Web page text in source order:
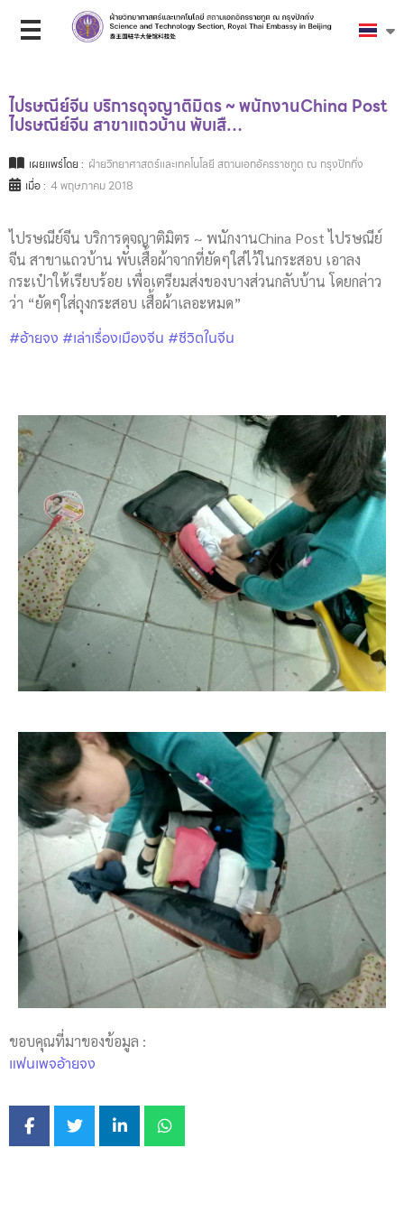
ไปรษณีย์จีน บริการดุจญาติมิตร ~ พนักงานChina Post
ไปรษณีย์จีน สาขาแถวบ้าน พับเสื…
เผยแพร่โดย : ฝ่ายวิทยาศาสตร์และเทคโนโลยี สถานเอกอัครราชทูต ณ กรุงปักกิ่ง
เมื่อ : 4 พฤษภาคม 2018
ไปรษณีย์จีน บริการดุจญาติมิตร ~ พนักงานChina Post ไปรษณีย์
จีน สาขาแถวบ้าน พับเสื้อผ้าจากที่ยัดๆใส่ไว้ในกระสอบ เอาลง
กระเป๋าให้เรียบร้อย เพื่อเตรียมส่งของบางส่วนกลับบ้าน โดยกล่าว
ว่า “ยัดๆใส่ถุงกระสอบ เสื้อผ้าเลอะหมด”
#อ้ายจง #เล่าเรื่องเมืองจีน #ชีวิตในจีน
ขอบคุณที่มาของข้อมูล :
แฟนเพจอ้ายจง